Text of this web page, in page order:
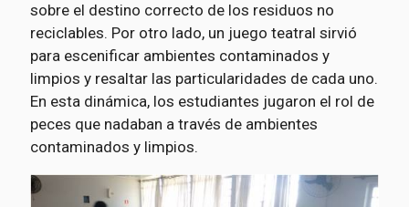
sobre el destino correcto de los residuos no
reciclables. Por otro lado, un juego teatral sirvió
para escenificar ambientes contaminados y
limpios y resaltar las particularidades de cada uno.
En esta dinámica, los estudiantes jugaron el rol de
peces que nadaban a través de ambientes
contaminados y limpios.